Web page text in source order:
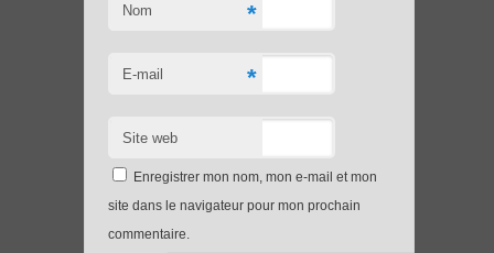
Nom *
E-mail *
Site web
Enregistrer mon nom, mon e-mail et mon
site dans le navigateur pour mon prochain
commentaire.